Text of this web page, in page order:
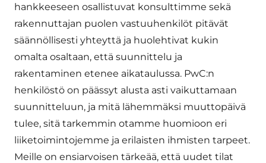
hankkeeseen osallistuvat konsulttimme sekä
rakennuttajan puolen vastuuhenkilöt pitävät
säännöllisesti yhteyttä ja huolehtivat kukin
omalta osaltaan, että suunnittelu ja
rakentaminen etenee aikataulussa. PwC:n
henkilöstö on päässyt alusta asti vaikuttamaan
suunnitteluun, ja mitä lähemmäksi muuttopäivä
tulee, sitä tarkemmin otamme huomioon eri
liiketoimintojemme ja erilaisten ihmisten tarpeet.
Meille on ensiarvoisen tärkeää, että uudet tilat